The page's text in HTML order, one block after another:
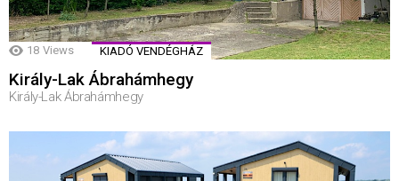
18 Views KIADÓ VENDÉGHÁZ
Király-Lak Ábrahámhegy
Király-Lak Ábrahámhegy